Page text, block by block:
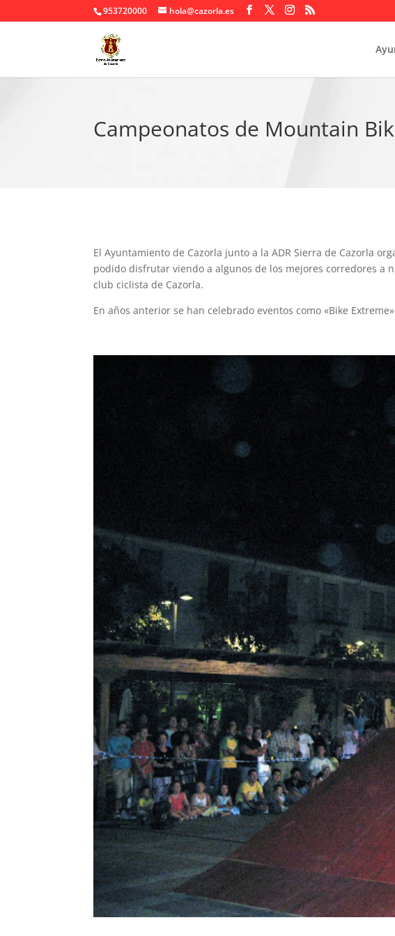
953720000 hola@cazorla.es
Campeonatos de Mountain
El Ayuntamiento de Cazorla junto a la ADR Sierra de Cazorla
podido disfrutar viendo a algunos de los mejores corredores a
club ciclista de Cazorla.
En años anterior se han celebrado eventos como «Bike